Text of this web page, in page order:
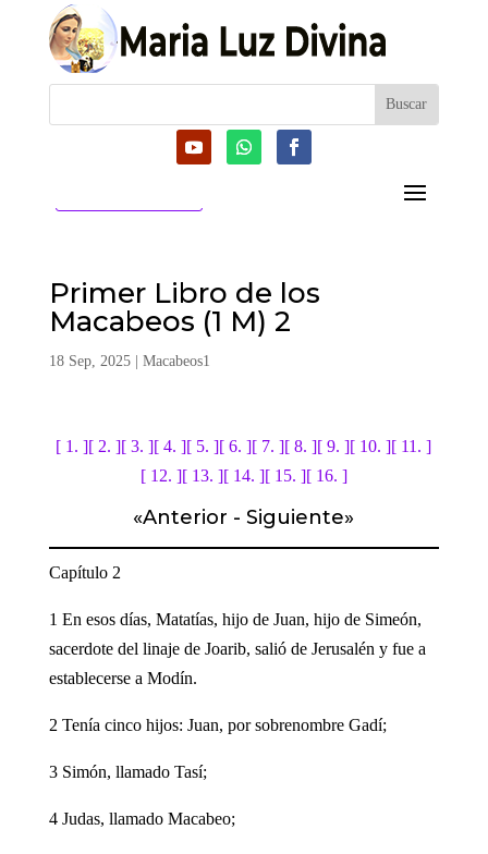
Primer Libro de los
Macabeos (1 M) 2
18 Sep, 2025| Macabeos1
[ 1. ][ 2. ][ 3. ][ 4. ][ 5. ][ 6. ][ 7. ][ 8. ][ 9. ][ 10. ][ 11. ]
[ 12. ][ 13. ][ 14. ][ 15. ][ 16. ]
«Anterior -Siguiente»
Capítulo 2
1 En esos días, Matatías, hijo de Juan, hijo de Simeón,
sacerdote del linaje de Joarib, salió de Jerusalén y fue a
establecerse a Modín.
2 Tenía cinco hijos: Juan, por sobrenombre Gadí;
3 Simón, llamado Tasí;
4 Judas, llamado Macabeo;